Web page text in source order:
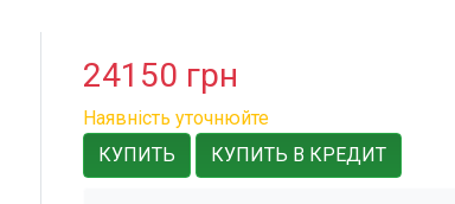
24150 грн
Наявність уточнюйте
КУПИТЬ
КУПИТЬ В КРЕДИТ